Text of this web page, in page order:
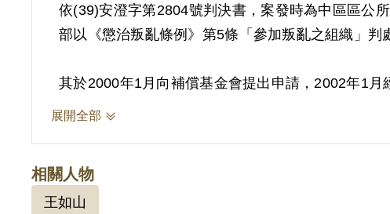
依(39)安澄字第2804號判決書，案發時為中區區公
部以《懲治叛亂條例》第5條「參加叛亂之組織」判
其於2000年1月向補償基金會提出申請，2002年1
自白及共同被告間之供述互證為據。惟原判決對其
展開全部
相關人物
王如山